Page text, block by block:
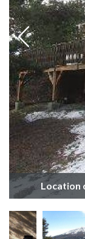
Location